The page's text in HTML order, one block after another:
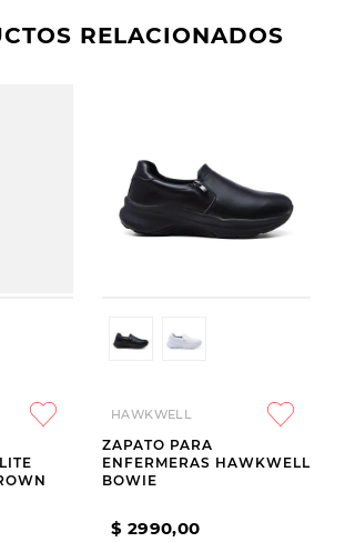
RELACIONADOS
HAWKWELL
ZAPATO PARA
ENFERMERAS HAWKWELL
BOWIE
$ 2990,00